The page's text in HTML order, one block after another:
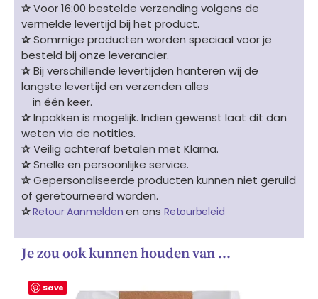
✰Voor 16:00 bestelde verzending volgens de
vermelde levertijd bij het product.
✰Sommige producten worden speciaal voor je
besteld bij onze leverancier.
✰Bij verschillende levertijden hanteren wij de
langste levertijd en verzenden alles
in één keer.
✰Inpakken is mogelijk. Indien gewenst laat dit dan
weten via de notities.
✰Veilig achteraf betalen met Klarna.
✰Snelle en persoonlijke service.
✰Gepersonaliseerde producten kunnen niet geruild
of geretourneerd worden.
✰Retour Aanmelden en ons Retourbeleid
Je zou ook kunnen houden van …
Save